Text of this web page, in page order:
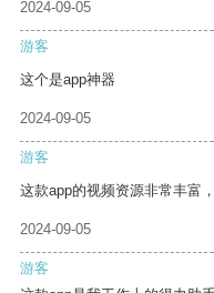
2024-09-05
游客
这个是app神器
2024-09-05
游客
这款app的视频资源非常丰富
2024-09-05
游客